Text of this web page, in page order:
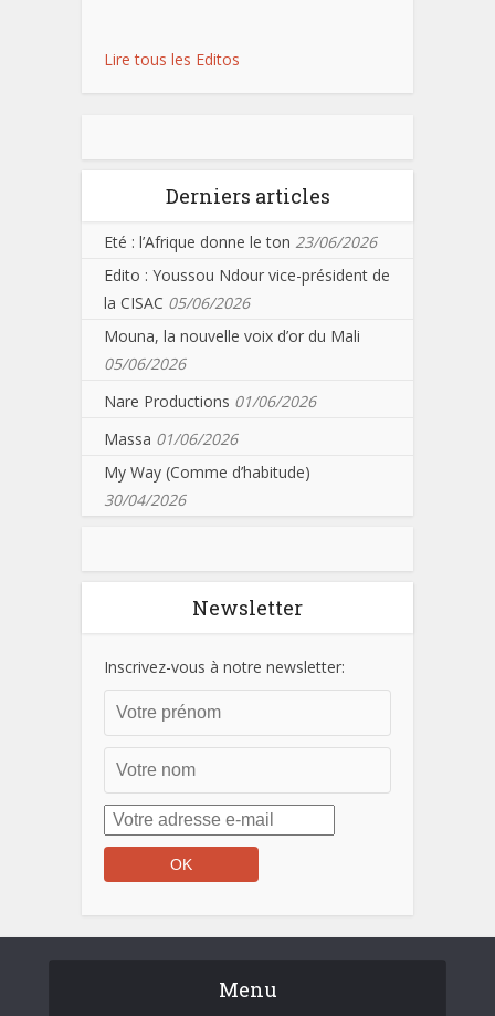
Lire tous les Editos
Derniers articles
Eté : l’Afrique donne le ton 23/06/2026
Edito : Youssou Ndour vice-président de
la CISAC 05/06/2026
Mouna, la nouvelle voix d’or du Mali
05/06/2026
Nare Productions 01/06/2026
Massa 01/06/2026
My Way (Comme d’habitude)
30/04/2026
Newsletter
Inscrivez-vous à notre newsletter:
Menu